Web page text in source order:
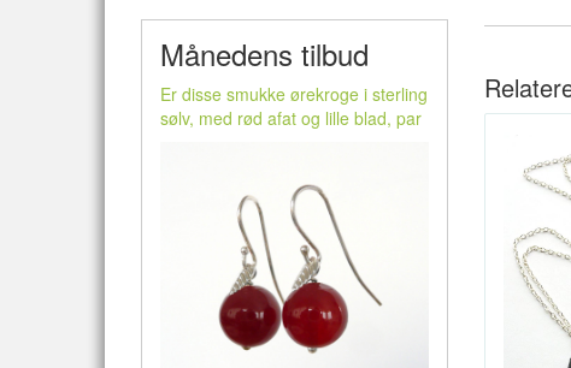
Månedens tilbud
Er disse smukke ørekroge i sterling
sølv, med rød afat og lille blad, par